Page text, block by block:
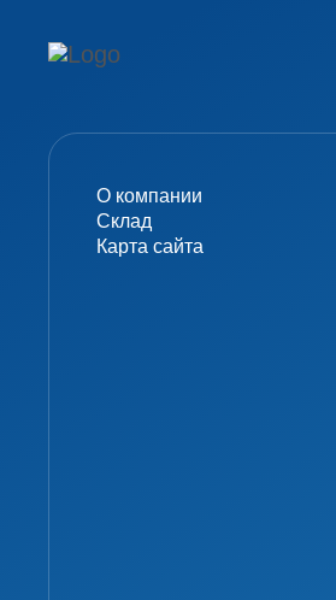
О компании
Склад
Карта сайта